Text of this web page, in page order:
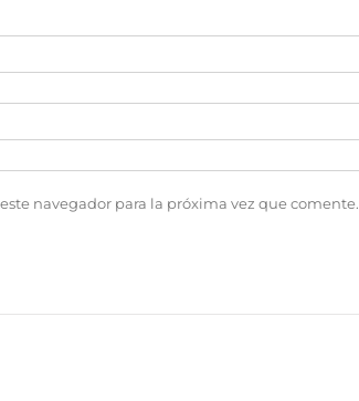
navegador para la próxima vez que comente.